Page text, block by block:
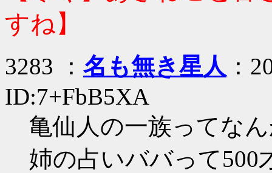
すね】
3283 ： 名も無き星人 ：
ID:7+FbB5XA
亀仙人の一族ってな
姉の占いババって500